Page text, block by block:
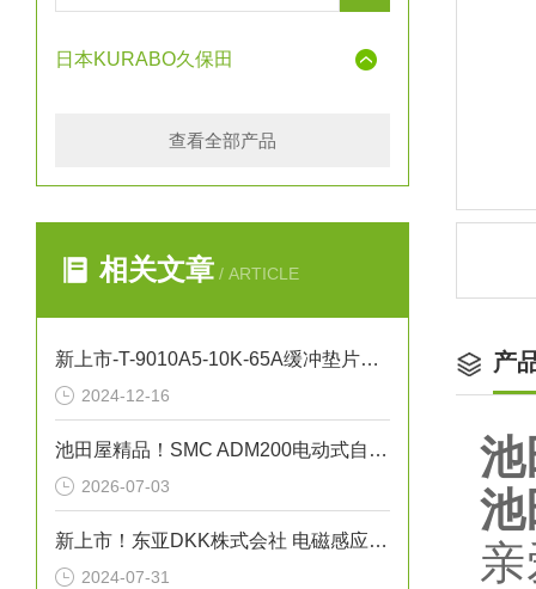
日本KURABO久保田
查看全部产品
相关文章 / ARTICLE
新上市-T-9010A5-10K-65A缓冲垫片NICHIAS
2024-12-16
池田屋精品！SMC ADM200电动式自动排水阀技术参数与应用解析
2026-07-03
新上市！东亚DKK株式会社 电磁感应式电导率检测器“小型ME-100系列”
2024-07-31
产
池
池